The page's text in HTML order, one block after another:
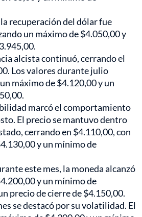
recuperación del dólar fue
un máximo de $4.050,00 y
alcista continuó, cerrando el
Los valores durante julio
máximo de $4.120,00 y un
marcó el comportamiento
El precio se mantuvo dentro
cerrando en $4.110,00, con
y un mínimo de
este mes, la moneda alcanzó
y un mínimo de
precio de cierre de $4.150,00.
se destacó por su volatilidad. El